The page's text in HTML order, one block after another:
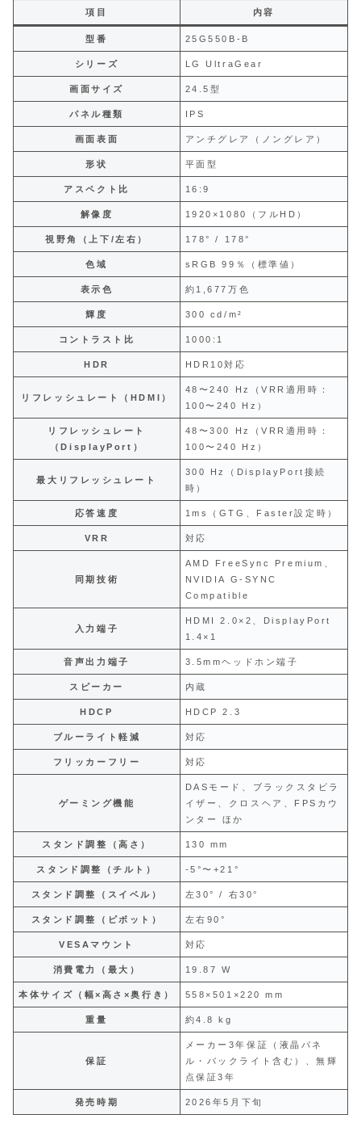
項目 内容
型番 25G550B-B
シリーズ LG UltraGear
画面サイズ 24.5型
パネル種類 IPS
画面表面 アンチグレア（ノングレア）
形状 平面型
アスペクト比 16:9
解像度 1920×1080（フルHD）
視野角（上下/左右） 178° / 178°
色域 sRGB 99％（標準値）
表示色 約1,677万色
輝度 300 cd/m²
コントラスト比 1000:1
HDR HDR10対応
リフレッシュレート（HDMI）
48〜240 Hz（VRR適用時：
100〜240 Hz）
リフレッシュレート
（DisplayPort）
48〜300 Hz（VRR適用時：
100〜240 Hz）
最大リフレッシュレート
300 Hz（DisplayPort接続
時）
応答速度 1ms（GTG、Faster設定時）
VRR 対応
同期技術
AMD FreeSync Premium、
NVIDIA G-SYNC
Compatible
入力端子
HDMI 2.0×2、DisplayPort
1.4×1
音声出力端子 3.5mmヘッドホン端子
スピーカー 内蔵
HDCP HDCP 2.3
ブルーライト軽減 対応
フリッカーフリー 対応
ゲーミング機能
DASモード、ブラックスタビラ
イザー、クロスヘア、FPSカウ
ンター ほか
スタンド調整（高さ） 130 mm
スタンド調整（チルト） -5°〜+21°
スタンド調整（スイベル） 左30° / 右30°
スタンド調整（ピボット） 左右90°
VESAマウント 対応
消費電力（最大） 19.87 W
本体サイズ（幅×高さ×奥行き） 558×501×220 mm
重量 約4.8 kg
保証
メーカー3年保証（液晶パネ
ル・バックライト含む）、無輝
点保証3年
発売時期 2026年5月下旬